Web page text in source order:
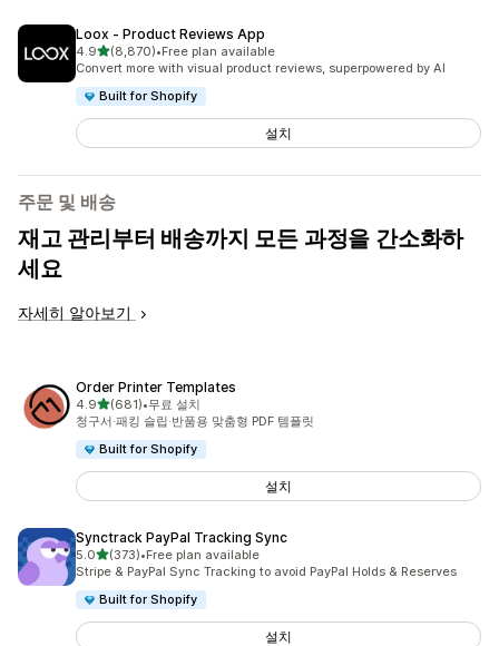
Loox ‑ Product Reviews App
4.9별 5개 중
(8,870)
총 리뷰 8870개
•Free plan available
Convert more with visual product reviews, superpowered by AI
Built for Shopify
설치
주문 및 배송
재고 관리부터 배송까지 모든 과정을 간소화하
세요
자세히 알아보기
Order Printer Templates
4.9별 5개 중
(681)
총 리뷰 681개
•무료 설치
청구서·패킹 슬립·반품용 맞춤형 PDF 템플릿
Built for Shopify
설치
Synctrack PayPal Tracking Sync
5.0별 5개 중
(373)
총 리뷰 373개
•Free plan available
Stripe & PayPal Sync Tracking to avoid PayPal Holds & Reserves
Built for Shopify
설치